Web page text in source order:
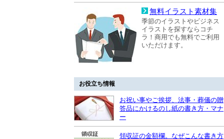
無料イラスト素材集
季節のイラストやビジネス
イラストを探すならコチ
ラ！商用でも無料でご利用
いただけます。
お役立ち情報
お祝い事やご挨拶、法事・葬儀の贈
答品にかけるのし紙の書き方・マナ
ー
領収証の金額欄。なぜこんな書き方